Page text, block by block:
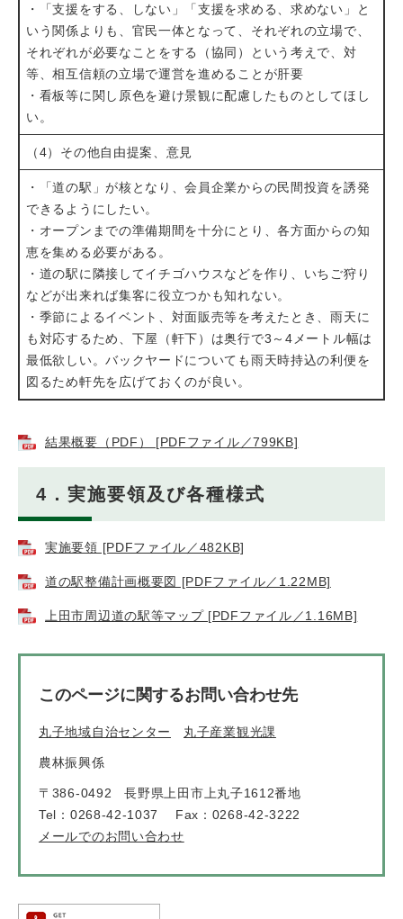
・「支援をする、しない」「支援を求める、求めない」と
いう関係よりも、官民一体となって、それぞれの立場で、
それぞれが必要なことをする（協同）という考えで、対
等、相互信頼の立場で運営を進めることが肝要
・看板等に関し原色を避け景観に配慮したものとしてほし
い。
（4）その他自由提案、意見
・「道の駅」が核となり、会員企業からの民間投資を誘発
できるようにしたい。
・オープンまでの準備期間を十分にとり、各方面からの知
恵を集める必要がある。
・道の駅に隣接してイチゴハウスなどを作り、いちご狩り
などが出来れば集客に役立つかも知れない。
・季節によるイベント、対面販売等を考えたとき、雨天に
も対応するため、下屋（軒下）は奥行で3～4メートル幅は
最低欲しい。バックヤードについても雨天時持込の利便を
図るため軒先を広げておくのが良い。
結果概要（PDF） [PDFファイル／799KB]
4．実施要領及び各種様式
実施要領 [PDFファイル／482KB]
道の駅整備計画概要図 [PDFファイル／1.22MB]
上田市周辺道の駅等マップ [PDFファイル／1.16MB]
このページに関するお問い合わせ先
丸子地域自治センター 丸子産業観光課
農林振興係
〒386-0492
長野県上田市上丸子1612番地
Tel：0268-42-1037
Fax：0268-42-3222
メールでのお問い合わせ